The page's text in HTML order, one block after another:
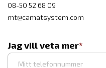
08-50 52 68 09
mt@camatsystem.com
Jag vill veta mer